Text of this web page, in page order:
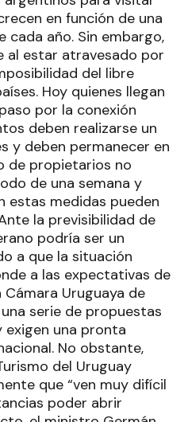
en función de una
cada año. Sin embargo,
al estar atravesado por
del libre
Hoy quienes llegan
por la conexión
deben realizarse un
y deben permanecer en
de propietarios no
de una semana y
estas medidas pueden
la previsibilidad de
podría ser un
a que la situación
a las expectativas de
Uruguaya de
serie de propuestas
exigen una pronta
No obstante,
del Uruguay
que “ven muy difícil
poder abrir